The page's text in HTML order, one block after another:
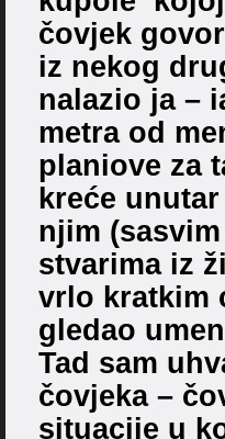
čovjek
iz nekog
nalazio ja –
metra od
planiove za
kreće
njim
stvarima iz
vrlo kratkim
gledao
Tad sam
čovjeka –
situacije u